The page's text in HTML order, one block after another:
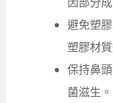
避免塑
塑膠材
保持鼻
菌滋生。